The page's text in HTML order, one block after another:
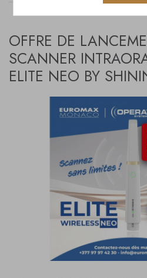
OFFRE DE
SCANNER
ELITE NEO BY